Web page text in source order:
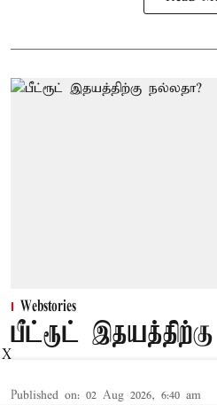
Webstories
பீட்ரூட்
Published on: 02 Aug 2026, 6:40 am
X
சேர்க்க